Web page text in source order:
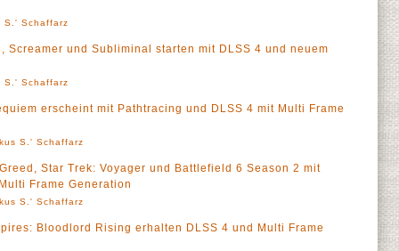
S.' Schaffarz
Screamer und Subliminal starten mit DLSS 4 und neuem
S.' Schaffarz
erscheint mit Pathtracing und DLSS 4 mit Multi Frame
S.' Schaffarz
Star Trek: Voyager und Battlefield 6 Season 2 mit
Frame Generation
S.' Schaffarz
Bloodlord Rising erhalten DLSS 4 und Multi Frame